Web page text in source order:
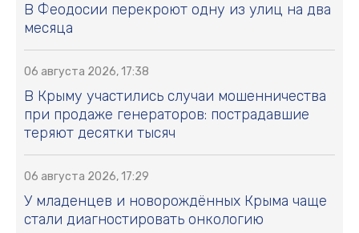
В Феодосии перекроют одну из улиц на два
месяца
06 августа 2026, 17:38
В Крыму участились случаи мошенничества
при продаже генераторов: пострадавшие
теряют десятки тысяч
06 августа 2026, 17:29
У младенцев и новорождённых Крыма чаще
стали диагностировать онкологию